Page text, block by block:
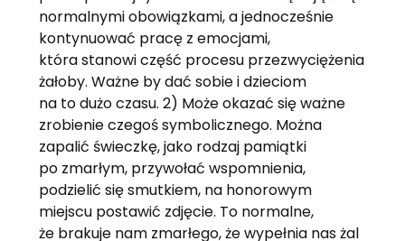
normalnymi obowiązkami, a jednocześnie
kontynuować pracę z emocjami,
która stanowi część procesu przezwyciężenia
żałoby. Ważne by dać sobie i dzieciom
na to dużo czasu. 2) Może okazać się ważne
zrobienie czegoś symbolicznego. Można
zapalić świeczkę, jako rodzaj pamiątki
po zmarłym, przywołać wspomnienia,
podzielić się smutkiem, na honorowym
miejscu postawić zdjęcie. To normalne,
że brakuje nam zmarłego, że wypełnia nas żal